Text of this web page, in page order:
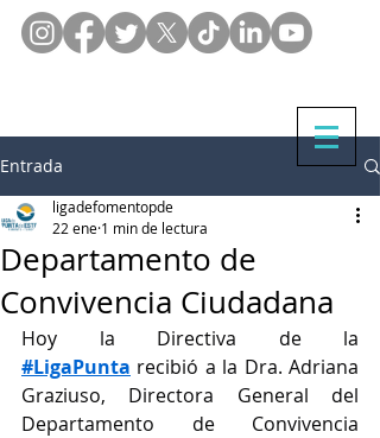
Entrada
Departamento de
Convivencia Ciudadana
ligadefomentopde
22 ene 1 min de lectura
#LigaPunta recibió a la Dra. Adriana
Graziuso, Directora General del
Departamento de Convivencia